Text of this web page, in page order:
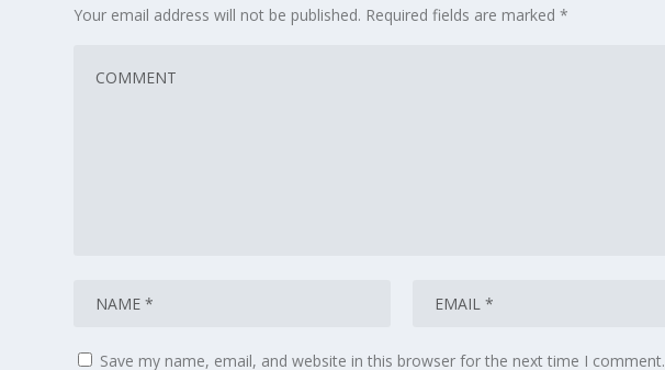
Your email address will not be published. Required fields are marked*
Save my name, email, and website in this browser for the next time I comment.